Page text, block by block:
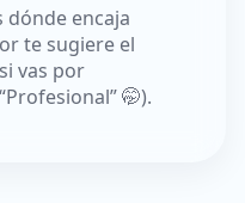
dónde encaja
te sugiere el
vas por
🤭).